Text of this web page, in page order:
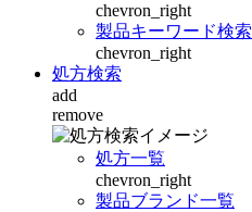
chevron_right
製品キーワード検索
chevron_right
処方検索
add
remove
処方一覧
chevron_right
製品ブランド一覧